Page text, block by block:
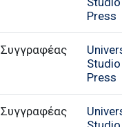
Press
Συγγραφέας
Studio
Press
Συγγραφέας